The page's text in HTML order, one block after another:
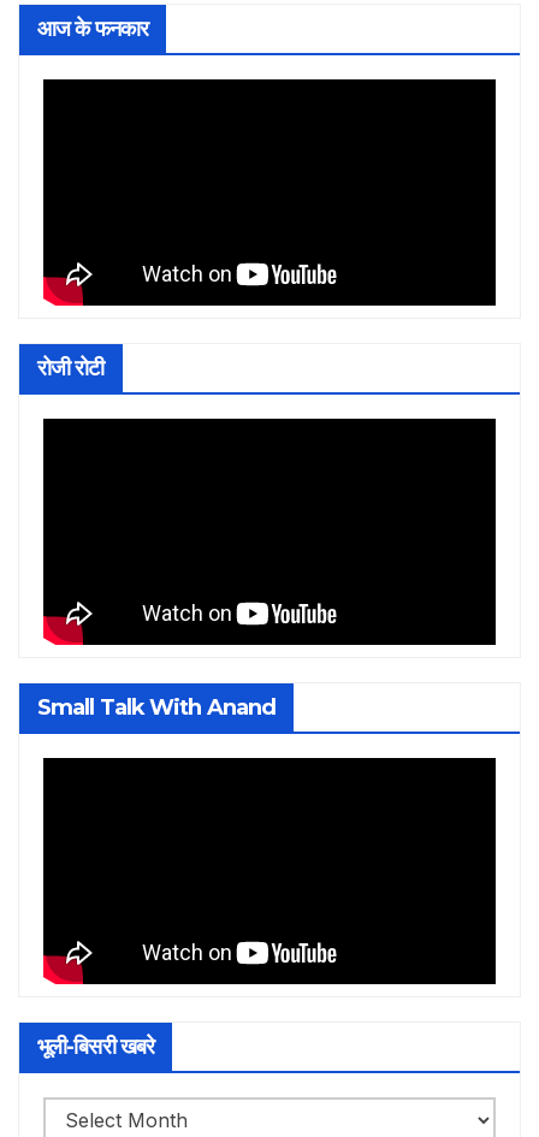
आज के फनकार
रोजी रोटी
Small Talk With Anand
भूली-बिसरी खबरे
भूली-